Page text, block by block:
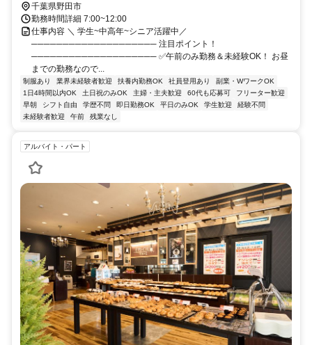
千葉県野田市
勤務時間詳細 7:00~12:00
仕事内容 ＼ 学生~中高年~シニア活躍中／
──────────────────── 注目ポイント！
──────────────────── ✅午前のみ勤務＆未経験OK！ お昼
までの勤務なので...
制服あり 業界未経験者歓迎 扶養内勤務OK 社員登用あり
副業・WワークOK
1日4時間以内OK
土日祝のみOK 主婦・主夫歓迎 60代も応募可
フリーター歓迎
早朝
シフト自由 学歴不問 即日勤務OK 平日のみOK 学生歓迎
経験不問
未経験者歓迎
午前 残業なし
アルバイト・パート